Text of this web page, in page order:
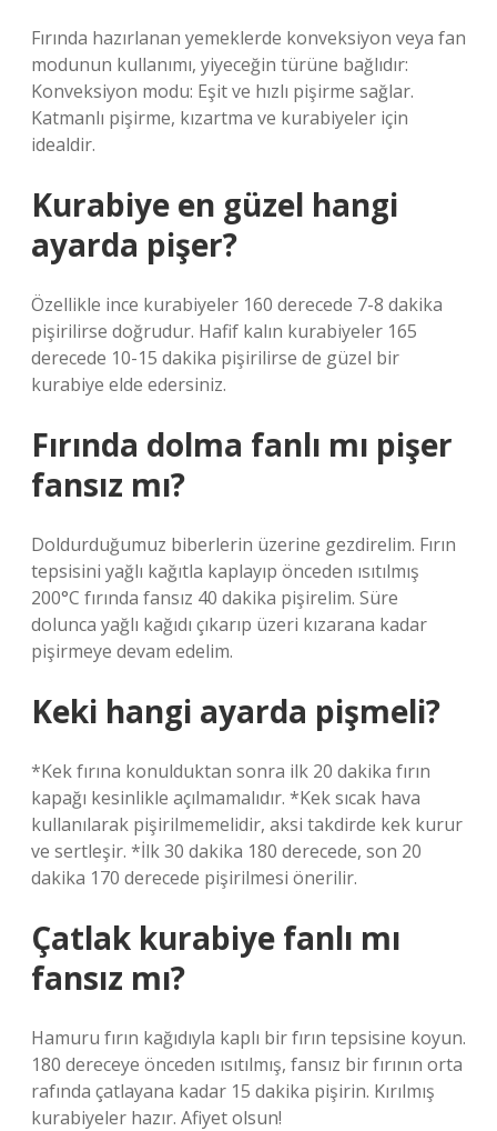
Fırında hazırlanan yemeklerde konveksiyon veya fan
modunun kullanımı, yiyeceğin türüne bağlıdır:
Konveksiyon modu: Eşit ve hızlı pişirme sağlar.
Katmanlı pişirme, kızartma ve kurabiyeler için
idealdir.
Kurabiye en güzel hangi
ayarda pişer?
Özellikle ince kurabiyeler 160 derecede 7-8 dakika
pişirilirse doğrudur. Hafif kalın kurabiyeler 165
derecede 10-15 dakika pişirilirse de güzel bir
kurabiye elde edersiniz.
Fırında dolma fanlı mı pişer
fansız mı?
Doldurduğumuz biberlerin üzerine gezdirelim. Fırın
tepsisini yağlı kağıtla kaplayıp önceden ısıtılmış
200°C fırında fansız 40 dakika pişirelim. Süre
dolunca yağlı kağıdı çıkarıp üzeri kızarana kadar
pişirmeye devam edelim.
Keki hangi ayarda pişmeli?
*Kek fırına konulduktan sonra ilk 20 dakika fırın
kapağı kesinlikle açılmamalıdır. *Kek sıcak hava
kullanılarak pişirilmemelidir, aksi takdirde kek kurur
ve sertleşir. *İlk 30 dakika 180 derecede, son 20
dakika 170 derecede pişirilmesi önerilir.
Çatlak kurabiye fanlı mı
fansız mı?
Hamuru fırın kağıdıyla kaplı bir fırın tepsisine koyun.
180 dereceye önceden ısıtılmış, fansız bir fırının orta
rafında çatlayana kadar 15 dakika pişirin. Kırılmış
kurabiyeler hazır. Afiyet olsun!